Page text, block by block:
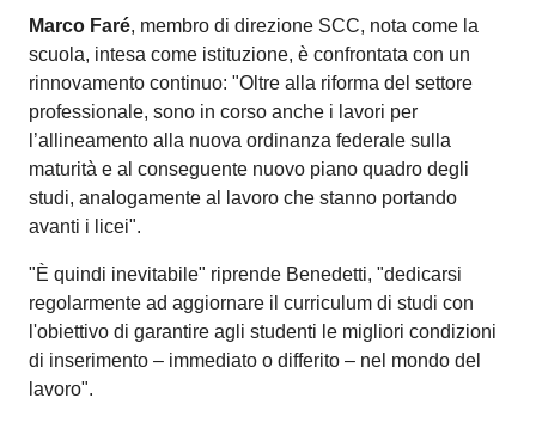
Marco Faré, membro di direzione SCC, nota come la
scuola, intesa come istituzione, è confrontata con un
rinnovamento continuo: "Oltre alla riforma del settore
professionale, sono in corso anche i lavori per
l’allineamento alla nuova ordinanza federale sulla
maturità e al conseguente nuovo piano quadro degli
studi, analogamente al lavoro che stanno portando
avanti i licei".
"È quindi inevitabile" riprende Benedetti, "dedicarsi
regolarmente ad aggiornare il curriculum di studi con
l'obiettivo di garantire agli studenti le migliori condizioni
di inserimento – immediato o differito – nel mondo del
lavoro".